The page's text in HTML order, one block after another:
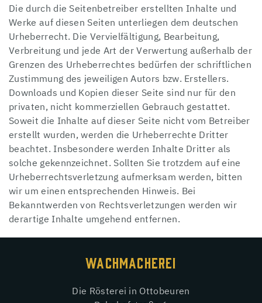
Die durch die Seitenbetreiber erstellten Inhalte und
Werke auf diesen Seiten unterliegen dem deutschen
Urheberrecht. Die Vervielfältigung, Bearbeitung,
Verbreitung und jede Art der Verwertung außerhalb der
Grenzen des Urheberrechtes bedürfen der schriftlichen
Zustimmung des jeweiligen Autors bzw. Erstellers.
Downloads und Kopien dieser Seite sind nur für den
privaten, nicht kommerziellen Gebrauch gestattet.
Soweit die Inhalte auf dieser Seite nicht vom Betreiber
erstellt wurden, werden die Urheberrechte Dritter
beachtet. Insbesondere werden Inhalte Dritter als
solche gekennzeichnet. Sollten Sie trotzdem auf eine
Urheberrechtsverletzung aufmerksam werden, bitten
wir um einen entsprechenden Hinweis. Bei
Bekanntwerden von Rechtsverletzungen werden wir
derartige Inhalte umgehend entfernen.
WACHMACHEREI
Die Rösterei in Ottobeuren